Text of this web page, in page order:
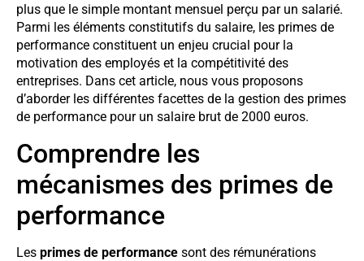
plus que le simple montant mensuel perçu par un salarié.
Parmi les éléments constitutifs du salaire, les primes de
performance constituent un enjeu crucial pour la
motivation des employés et la compétitivité des
entreprises. Dans cet article, nous vous proposons
d’aborder les différentes facettes de la gestion des primes
de performance pour un salaire brut de 2000 euros.
Comprendre les
mécanismes des primes de
performance
Les primes de performance sont des rémunérations